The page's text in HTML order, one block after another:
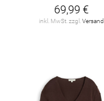
69,99 €
inkl. MwSt. zzgl. Versand